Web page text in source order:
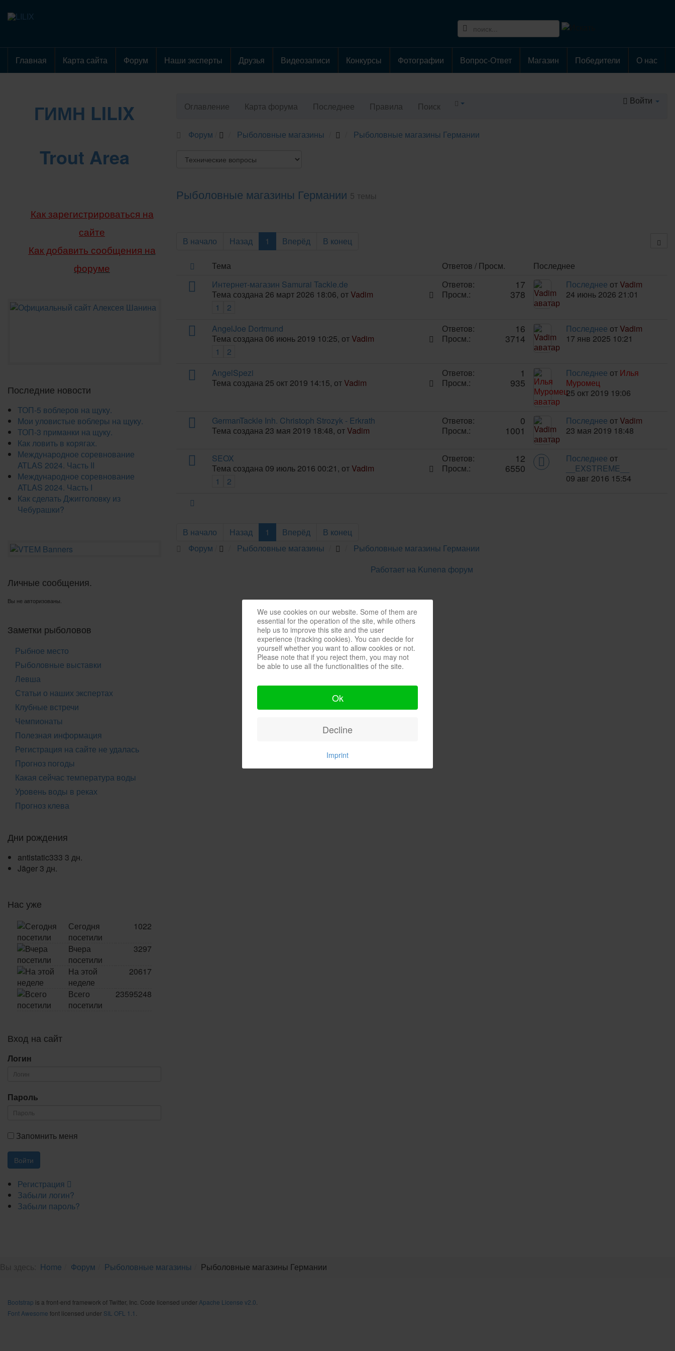
Главная Карта сайта Форум Наши эксперты Друзья Видеозаписи Конкурсы Фотографии Вопрос-Ответ Магазин Победители О нас
Оглавление Карта форума Последнее Правила Поиск
Войти
Форум Рыболовные магазины Рыболовные магазины Германии
Рыболовные магазины Германии 5 темы
В начало Назад 1 Вперёд В конец
Тема Ответов / Просм.
Последнее
Интернет-магазин Samurai Tackle.de
Тема создана 26 март 2026 18:06, от Vadim
1
2
Ответов: 17
Просм.: 378
Последнее от Vadim
24 июнь 2026 21:01
AngelJoe Dortmund
Тема создана 06 июнь 2019 10:25, от Vadim
1
2
Ответов: 16
Просм.: 3714
Последнее от Vadim
17 янв 2025 10:21
AngelSpezi
Тема создана 25 окт 2019 14:15, от Vadim
Ответов: 1
Просм.: 935
Последнее от Илья
Муромец
25 окт 2019 19:06
GermanTackle Inh. Christoph Strozyk - Erkrath
Тема создана 23 мая 2019 18:48, от Vadim
Ответов: 0
Просм.: 1001
Последнее от Vadim
23 мая 2019 18:48
SEOX
Тема создана 09 июль 2016 00:21, от Vadim
1
2
Ответов: 12
Просм.: 6550
Последнее от
__EXSTREME__
09 авг 2016 15:54
В начало Назад 1 Вперёд
В конец
Форум
Рыболовные магазины
Рыболовные магазины Германии
Работает на Kunena форум
ГИМН LILIX
Trout Area
Как зарегистрироваться на
сайте
Как добавить сообщения на
форуме
Последние новости
ТОП-5 воблеров на щуку.
Мои уловистые воблеры на щуку.
ТОП-3 приманки на щуку.
Как ловить в корягах.
Международное соревнование
ATLAS 2024. Часть II
Международное соревнование
ATLAS 2024. Часть I
Как сделать Джигголовку из
Чебурашки?
Личные сообщения.
Вы не авторизованы.
Заметки рыболовов
Рыбное место
Рыболовные выставки
Левша
Статьи о наших экспертах
Клубные встречи
Чемпионаты
Полезная информация
Регистрация на сайте не удалась
Прогноз погоды
Какая сейчас температура воды
Уровень воды в реках
Прогноз клева
Дни рождения
antistatic333 3 дн.
Jäger 3 дн.
Нас уже
Сегодня
посетили
1022
Вчера
посетили
3297
На этой
неделе
20617
Всего
посетили
23595248
Вход на сайт
Логин
Пароль
Запомнить меня
Регистрация
Забыли логин?
Забыли пароль?
Home Форум Рыболовные магазины Рыболовные магазины Германии
Bootstrap is a front-end framework of Twitter, Inc. Code licensed under Apache License v2.0
Font Awesome font licensed under SIL OFL 1.1
We use cookies on our website. Some of them are
essential for the operation of the site, while others
help us to improve this site and the user
experience (tracking cookies). You can decide for
yourself whether you want to allow cookies or not.
Please note that if you reject them, you may not
be able to use all the functionalities of the site.
Ok
Decline
Imprint